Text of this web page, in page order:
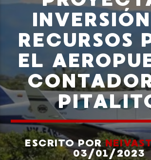
CANCIÓN ACTUAL
TÍTULO
ARTISTA
RECURSOS
EL
ESCRITO POR
03/01/2023